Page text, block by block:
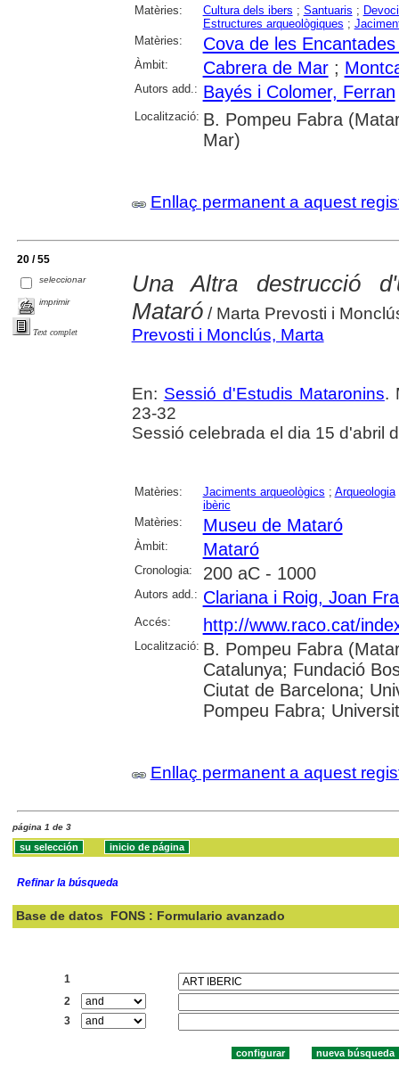
Matèries: Cultura dels ibers ; Santuaris ;
Estructures arqueològiques ;
Matèries:
Cova de les
Àmbit: Cabrera de Mar;
Autors add.: Bayés i Colomer, Ferran
Localització: B. Pompeu Fabra
Mar)
Enllaç permanent a aquest
20 / 55
seleccionar
imprimir
Text complet
Una Altra destrucció
Mataró/ Marta Prevosti i
Prevosti i Monclús, Marta
En: Sessió d'Estudis Mataronins.
23-32
Sessió celebrada el dia 15 d'abril
Matèries: Jaciments arqueològics ; Arqueologia
ibèric
Matèries:
Museu de Mataró
Àmbit: Mataró
Cronologia: 200 aC - 1000
Autors add.: Clariana i Roig, Joan
Accés: http://www.raco.cat/
Localització: B. Pompeu Fabra
Catalunya; Fundació
Ciutat de Barcelona;
Pompeu Fabra;
Enllaç permanent a aquest
página 1 de 3
Refinar la búsqueda
Base de datos FONS : Formulario avanzado
1
2
3